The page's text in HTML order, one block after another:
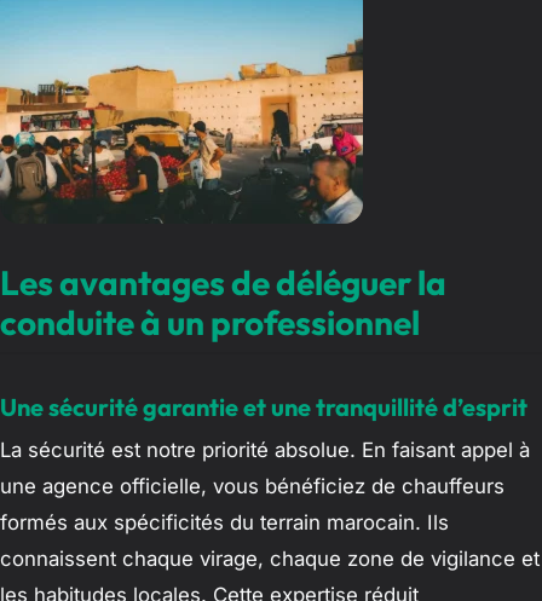
Les avantages de déléguer la
conduite à un professionnel
Une sécurité garantie et une tranquillité d’esprit
La sécurité est notre priorité absolue. En faisant appel à
une agence officielle, vous bénéficiez de chauffeurs
formés aux spécificités du terrain marocain. Ils
connaissent chaque virage, chaque zone de vigilance et
les habitudes locales. Cette expertise réduit